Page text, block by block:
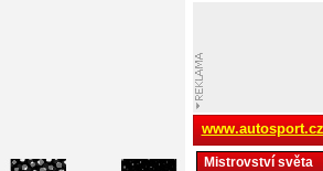
www.autosport.cz
Mistrovství­ světa